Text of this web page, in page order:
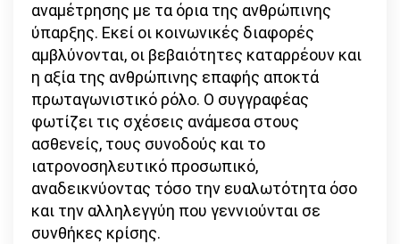
αναμέτρησης με τα όρια της ανθρώπινης
ύπαρξης. Εκεί οι κοινωνικές διαφορές
αμβλύνονται, οι βεβαιότητες καταρρέουν και
η αξία της ανθρώπινης επαφής αποκτά
πρωταγωνιστικό ρόλο. Ο συγγραφέας
φωτίζει τις σχέσεις ανάμεσα στους
ασθενείς, τους συνοδούς και το
ιατρονοσηλευτικό προσωπικό,
αναδεικνύοντας τόσο την ευαλωτότητα όσο
και την αλληλεγγύη που γεννιούνται σε
συνθήκες κρίσης.